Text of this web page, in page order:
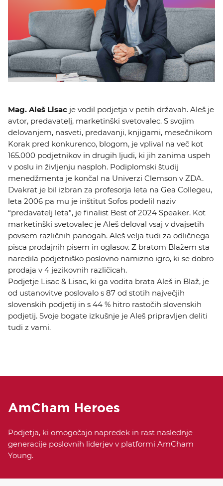
Mag. Aleš Lisac je vodil podjetja v petih državah. Aleš je
avtor, predavatelj, marketinški svetovalec. S svojim
delovanjem, nasveti, predavanji, knjigami, mesečnikom
Korak pred konkurenco, blogom, je vplival na več kot
165.000 podjetnikov in drugih ljudi, ki jih zanima uspeh
v poslu in življenju nasploh. Podiplomski študij
menedžmenta je končal na Univerzi Clemson v ZDA.
Dvakrat je bil izbran za profesorja leta na Gea Collegeu,
leta 2006 pa mu je inštitut Sofos podelil naziv
“predavatelj leta”, je finalist Best of 2024 Speaker. Kot
marketinški svetovalec je Aleš deloval vsaj v dvajsetih
povsem različnih panogah. Aleš velja tudi za odličnega
pisca prodajnih pisem in oglasov. Z bratom Blažem sta
naredila podjetniško poslovno namizno igro, ki se dobro
prodaja v 4 jezikovnih različicah.
Podjetje Lisac & Lisac, ki ga vodita brata Aleš in Blaž, je
od ustanovitve poslovalo s 87 od stotih največjih
slovenskih podjetij in s 44 % hitro rastočih slovenskih
podjetij. Svoje bogate izkušnje je Aleš pripravljen deliti
tudi z vami.
AmCham Heroes
Podjetja, ki omogočajo napredek in rast naslednje
generacije poslovnih liderjev v platformi AmCham
Young.